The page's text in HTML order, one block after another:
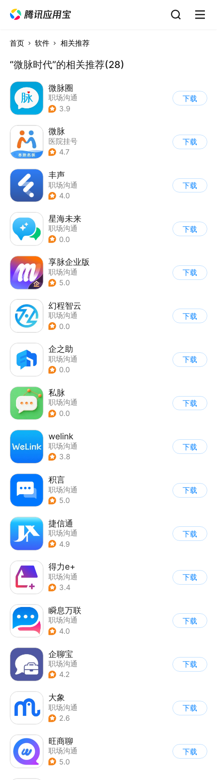
首页 软件 相关推荐
“微脉时代”的相关推荐(28)
微脉圈
职场沟通
3.9
下载
微脉
医院挂号
4.7
下载
丰声
职场沟通
4.0
下载
星海未来
职场沟通
0.0
下载
享脉企业版
职场沟通
5.0
下载
幻程智云
职场沟通
0.0
下载
企之助
职场沟通
0.0
下载
私脉
职场沟通
0.0
下载
welink
职场沟通
3.8
下载
积言
职场沟通
5.0
下载
捷信通
职场沟通
4.9
下载
得力e+
职场沟通
3.4
下载
瞬息万联
职场沟通
4.0
下载
企聊宝
职场沟通
4.2
下载
大象
职场沟通
2.6
下载
旺商聊
职场沟通
5.0
下载